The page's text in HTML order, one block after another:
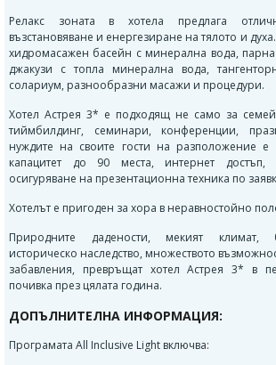
Релакс зоната в хотела предлага
възстановяване и енергезиране на тялото и
хидромасажен басейн с минерална вода,
джакузи с топла минерална вода,
солариум, разнообразни масажи и процедури.
Хотел Астрея 3* е подходящ не само за
тиймбилдинг, семинари, конференции,
нуждите на своите гости на разположение е
капацитет до 90 места, интернет достъп,
осигуряване на презентационна техника по
Хотелът е пригоден за хора в неравностойно
Природните дадености, мекият климат,
историческо наследство, множеството
забавления, превръщат хотел Астрея 3* в
почивка през цялата година.
ДОПЪЛНИТЕЛНА ИНФОРМАЦИЯ:
Програмата All Inclusive Light включва: